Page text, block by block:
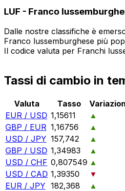
LUF - Franco
Dalle nostre classifiche è
Franco lussemburghese più
Il codice valuta per Franchi
Tassi di cambio in
Valuta Tasso
EUR / USD 1,15611
▲
GBP / EUR 1,16756
▲
USD / JPY 157,742
▲
GBP / USD 1,34983
▲
USD / CHF 0,807549 ▲
USD / CAD 1,39350
▼
EUR / JPY 182,368
▲